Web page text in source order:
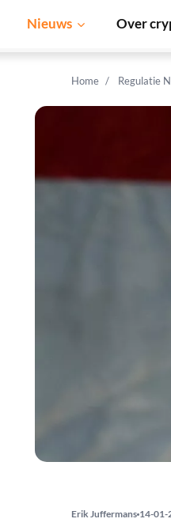
Nieuws Over
Home Regulatie
Erik Juffermans 14-01-